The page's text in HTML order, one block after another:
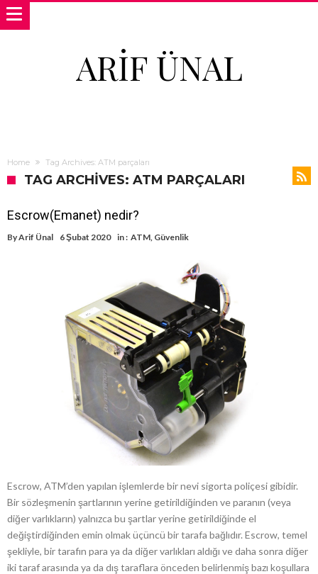
ARIF ÜNAL
Home Tag Archives: ATM parçaları
TAG ARCHIVES: ATM PARÇALARI
Escrow(Emanet) nedir?
ByArif Ünal 6 Şubat 2020 in : ATM, Güvenlik
Escrow, ATM’den yapılan işlemlerde bir nevi sigorta poliçesi gibidir.
Bir sözleşmenin şartlarının yerine getirildiğinden ve paranın (veya
diğer varlıkların) yalnızca bu şartlar yerine getirildiğinde el
değiştirdiğinden emin olmak üçüncü bir tarafa bağlıdır. Escrow, temel
şekliyle, bir tarafın para ya da diğer varlıkları aldığı ve daha sonra diğer
iki taraf arasında ya da dış taraflara önceden belirlenmiş bazı koşullara